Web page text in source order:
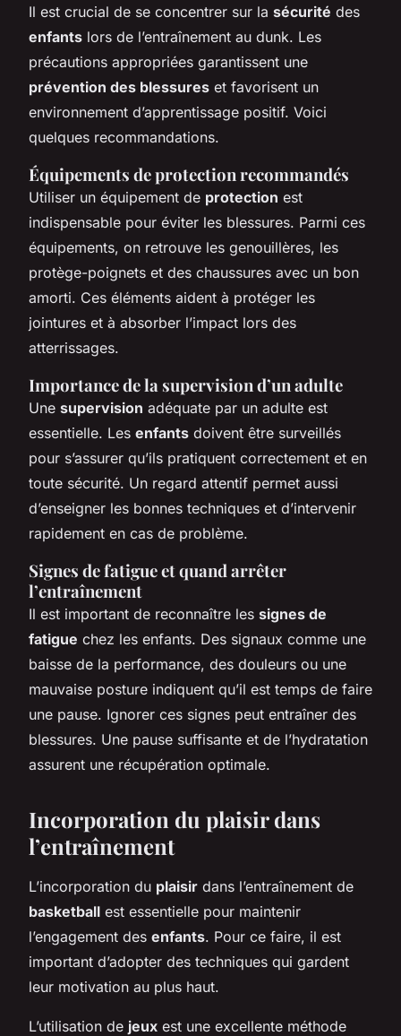
Il est crucial de se concentrer sur la sécurité des
enfants lors de l’entraînement au dunk. Les
précautions appropriées garantissent une
prévention des blessures et favorisent un
environnement d’apprentissage positif. Voici
quelques recommandations.
Équipements de protection recommandés
Utiliser un équipement de protection est
indispensable pour éviter les blessures. Parmi ces
équipements, on retrouve les genouillères, les
protège-poignets et des chaussures avec un bon
amorti. Ces éléments aident à protéger les
jointures et à absorber l’impact lors des
atterrissages.
Importance de la supervision d’un adulte
Une supervision adéquate par un adulte est
essentielle. Les enfants doivent être surveillés
pour s’assurer qu’ils pratiquent correctement et en
toute sécurité. Un regard attentif permet aussi
d’enseigner les bonnes techniques et d’intervenir
rapidement en cas de problème.
Signes de fatigue et quand arrêter
l’entraînement
Il est important de reconnaître les signes de
fatigue chez les enfants. Des signaux comme une
baisse de la performance, des douleurs ou une
mauvaise posture indiquent qu’il est temps de faire
une pause. Ignorer ces signes peut entraîner des
blessures. Une pause suffisante et de l’hydratation
assurent une récupération optimale.
Incorporation du plaisir dans
l’entraînement
L’incorporation du plaisir dans l’entraînement de
basketball est essentielle pour maintenir
l’engagement des enfants. Pour ce faire, il est
important d’adopter des techniques qui gardent
leur motivation au plus haut.
L’utilisation de jeux est une excellente méthode